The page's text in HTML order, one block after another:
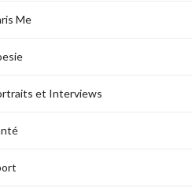
Me
et Interviews